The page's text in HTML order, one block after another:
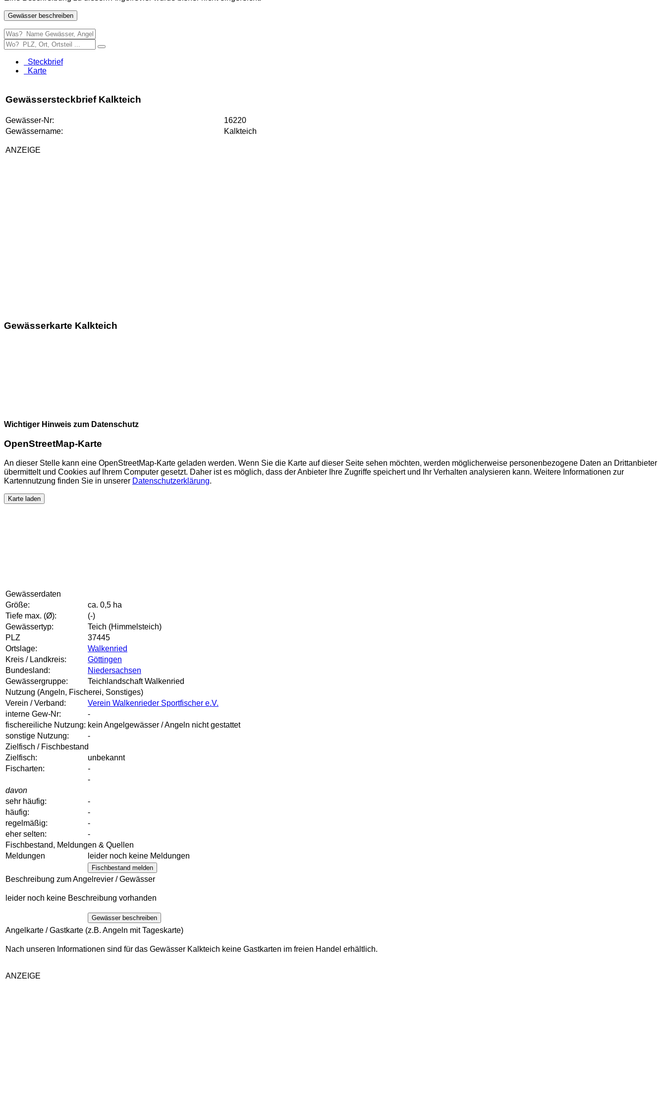
Gewässer beschreiben
Steckbrief
Karte
Gewässersteckbrief Kalkteich
Gewässer-Nr:
16220
Gewässername:
Kalkteich
ANZEIGE
Gewässerkarte Kalkteich
Wichtiger Hinweis zum Datenschutz
OpenStreetMap-Karte
An dieser Stelle kann eine OpenStreetMap-Karte geladen werden. Wenn Sie die Karte auf dieser Seite sehen möchten, werden möglicherweise personenbezogene Daten an Drittanbieter
übermittelt und Cookies auf Ihrem Computer gesetzt. Daher ist es möglich, dass der Anbieter Ihre Zugriffe speichert und Ihr Verhalten analysieren kann. Weitere Informationen zur
Kartennutzung finden Sie in unserer Datenschutzerklärung.
Karte laden
Gewässerdaten
Größe:
ca. 0,5 ha
Tiefe max. (Ø):
(-)
Gewässertyp:
Teich (Himmelsteich)
PLZ
37445
Ortslage:
Walkenried
Kreis / Landkreis:
Göttingen
Bundesland:
Niedersachsen
Gewässergruppe:
Teichlandschaft Walkenried
Nutzung (Angeln, Fischerei, Sonstiges)
Verein / Verband:
Verein Walkenrieder Sportfischer e.V.
interne Gew-Nr:
-
fischereiliche Nutzung: kein Angelgewässer / Angeln nicht gestattet
sonstige Nutzung:
-
Zielfisch / Fischbestand
Zielfisch:
unbekannt
Fischarten:
-
-
davon
sehr häufig:
-
häufig:
-
regelmäßig:
-
eher selten:
-
Fischbestand, Meldungen & Quellen
Meldungen
leider noch keine Meldungen
Fischbestand melden
Beschreibung zum Angelrevier / Gewässer
leider noch keine Beschreibung vorhanden
Gewässer beschreiben
Angelkarte / Gastkarte (z.B. Angeln mit Tageskarte)
Nach unseren Informationen sind für das Gewässer Kalkteich keine Gastkarten im freien Handel erhältlich.
ANZEIGE